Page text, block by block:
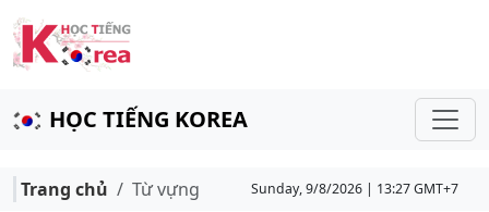
HỌC TIẾNG KOREA
Trang chủ Từ vựng Sunday, 9/8/2026 | 13:27 GMT+7